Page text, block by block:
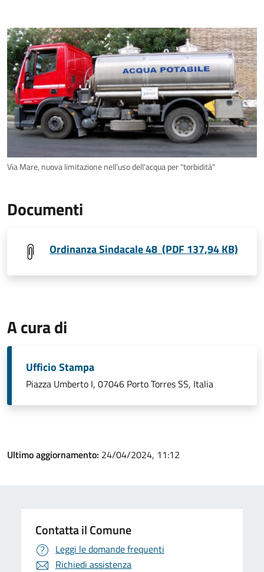
Via Mare, nuova limitazione nell'uso dell'acqua per "torbidità"
Documenti
Ordinanza Sindacale 48 (PDF 137,94 KB)
A cura di
Ufficio Stampa
Piazza Umberto I, 07046 Porto Torres SS, Italia
Ultimo aggiornamento: 24/04/2024, 11:12
Contatta il Comune
Leggi le domande frequenti
Richiedi assistenza